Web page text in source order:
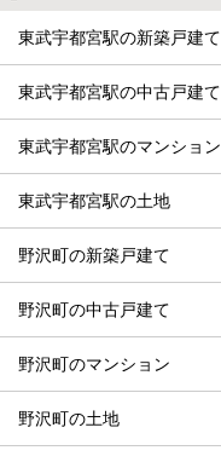
東武宇都宮駅の新築戸建て
東武宇都宮駅の中古戸建て
東武宇都宮駅のマンション
東武宇都宮駅の土地
野沢町の新築戸建て
野沢町の中古戸建て
野沢町のマンション
野沢町の土地